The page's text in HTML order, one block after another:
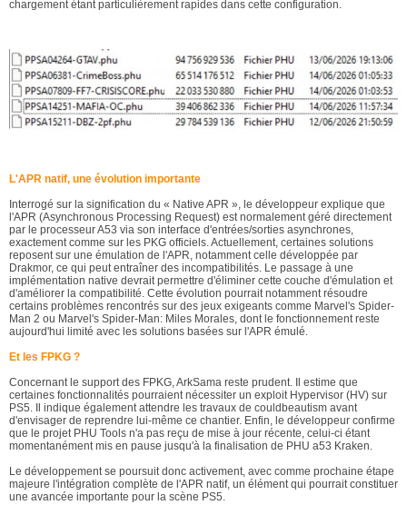
chargement étant particulièrement rapides dans cette configuration.
L'APR natif, une évolution importante
Interrogé sur la signification du « Native APR », le développeur explique que
l'APR (Asynchronous Processing Request) est normalement géré directement
par le processeur A53 via son interface d'entrées/sorties asynchrones,
exactement comme sur les PKG officiels. Actuellement, certaines solutions
reposent sur une émulation de l'APR, notamment celle développée par
Drakmor, ce qui peut entraîner des incompatibilités. Le passage à une
implémentation native devrait permettre d'éliminer cette couche d'émulation et
d'améliorer la compatibilité. Cette évolution pourrait notamment résoudre
certains problèmes rencontrés sur des jeux exigeants comme Marvel's Spider-
Man 2 ou Marvel's Spider-Man: Miles Morales, dont le fonctionnement reste
aujourd'hui limité avec les solutions basées sur l'APR émulé.
Et les FPKG ?
Concernant le support des FPKG, ArkSama reste prudent. Il estime que
certaines fonctionnalités pourraient nécessiter un exploit Hypervisor (HV) sur
PS5. Il indique également attendre les travaux de couldbeautism avant
d'envisager de reprendre lui-même ce chantier. Enfin, le développeur confirme
que le projet PHU Tools n'a pas reçu de mise à jour récente, celui-ci étant
momentanément mis en pause jusqu'à la finalisation de PHU a53 Kraken.
Le développement se poursuit donc activement, avec comme prochaine étape
majeure l'intégration complète de l'APR natif, un élément qui pourrait constituer
une avancée importante pour la scène PS5.